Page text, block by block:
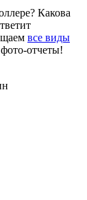
Какова
все виды
отчеты!